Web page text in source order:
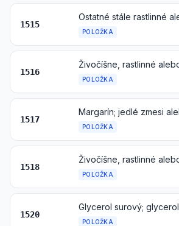
1515
POLOŽKA
1516
POLOŽKA
1517
POLOŽKA
1518
POLOŽKA
1520
POLOŽKA